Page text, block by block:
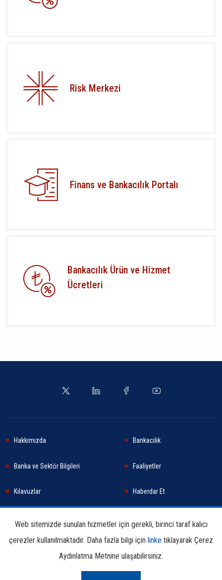
Risk Merkezi
Finans ve Bankacılık Portalı
Bankacılık Ürün ve Hizmet
Ücretleri
Hakkımızda Bankacılık
Banka ve Sektör Bilgileri Faaliyetler
Kılavuzlar Haberdar Et
Araştırma ve Yayınlar İletişim Bilgileri
Web sitemizde sunulan hizmetler için gerekli, birinci taraf kalıcı
çerezler kullanılmaktadır. Daha fazla bilgi için linke tıklayarak Çerez
Aydınlatma Metnine ulaşabilirsiniz.